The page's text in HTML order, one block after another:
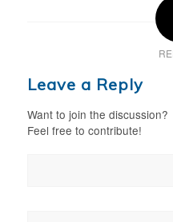
Leave a Reply
Want to join the discussion?
Feel free to contribute!